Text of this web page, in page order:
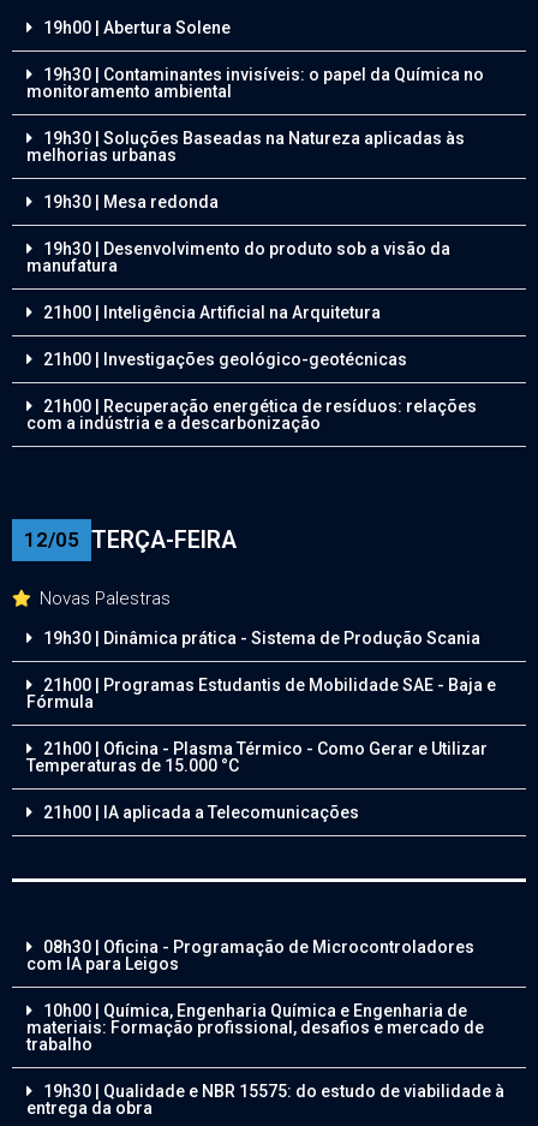
19h00 | Abertura Solene
19h30 | Contaminantes invisíveis: o papel da Química no
monitoramento ambiental
19h30 | Soluções Baseadas na Natureza aplicadas às
melhorias urbanas
19h30 | Mesa redonda
19h30 | Desenvolvimento do produto sob a visão da
manufatura
21h00 | Inteligência Artificial na Arquitetura
21h00 | Investigações geológico-geotécnicas
21h00 | Recuperação energética de resíduos: relações
com a indústria e a descarbonização
12/05 TERÇA-FEIRA
Novas Palestras
19h30 | Dinâmica prática - Sistema de Produção Scania
21h00 | Programas Estudantis de Mobilidade SAE - Baja e
Fórmula
21h00 | Oficina - Plasma Térmico - Como Gerar e Utilizar
Temperaturas de 15.000 °C
21h00 | IA aplicada a Telecomunicações
08h30 | Oficina - Programação de Microcontroladores
com IA para Leigos
10h00 | Química, Engenharia Química e Engenharia de
materiais: Formação profissional, desafios e mercado de
trabalho
19h30 | Qualidade e NBR 15575: do estudo de viabilidade à
entrega da obra